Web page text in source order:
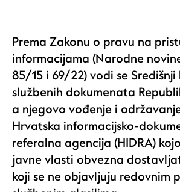
Prema Zakonu o pravu na
informacijama (Narodne
85/15 i 69/22) vodi se
službenih dokumenata
a njegovo vođenje i
Hrvatska informacijsko-
referalna agencija (HIDRA)
javne vlasti obvezna
koji se ne objavljuju redovnim